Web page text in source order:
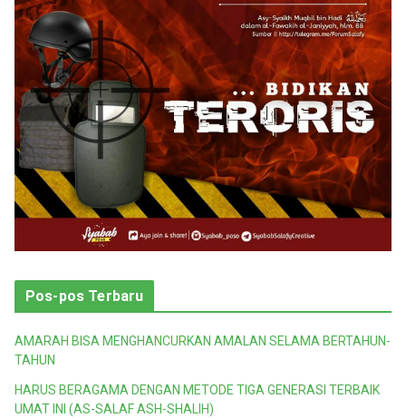
Pos-pos Terbaru
AMARAH BISA MENGHANCURKAN AMALAN SELAMA BERTAHUN-
TAHUN
HARUS BERAGAMA DENGAN METODE TIGA GENERASI TERBAIK
UMAT INI (AS-SALAF ASH-SHALIH)